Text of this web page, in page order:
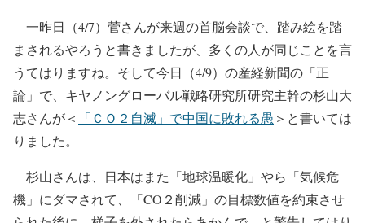
一昨日（4/7）菅さんが来週の首脳会談で、踏み絵を踏
まされるやろうと書きましたが、多くの人が同じことを言
うてはりますね。そして今日（4/9）の産経新聞の「正
論」で、キヤノングローバル戦略研究所研究主幹の杉山大
志さんが＜
「ＣＯ２自滅」で中国に敗れる愚 ＞と書いては
りました。
杉山さんは、日本はまた「地球温暖化」やら「気候危
機」にダマされて、「CO２削減」の目標数値を約束させ